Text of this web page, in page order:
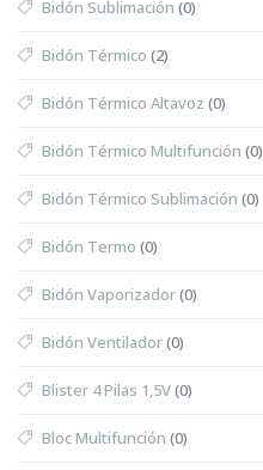
Bidón Sublimación (0)
Bidón Térmico (2)
Bidón Térmico Altavoz (0)
Bidón Térmico Multifunción (0)
Bidón Térmico Sublimación (0)
Bidón Termo (0)
Bidón Vaporizador(0)
Bidón Ventilador(0)
Blister 4 Pilas 1,5V(0)
Bloc Multifunción (0)